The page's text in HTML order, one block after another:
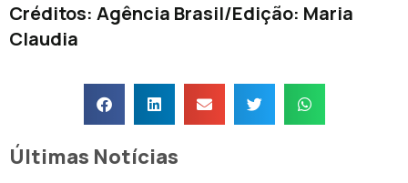
Créditos: Agência Brasil/Edição: Maria
Claudia
Últimas Notícias